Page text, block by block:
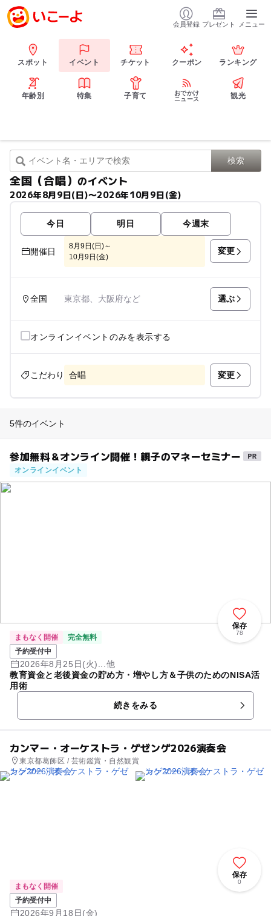
会員登録 プレゼント メニュー
スポット イベント チケット クーポン ランキング
年齢別 特集 子育て
おでかけ
ニュース
観光
全国（合唱）のイベント
2026年8月9日(日)〜2026年10月9日(金)
今日 明日 今週末
開催日
8月9日(日)～
10月9日(金)
変更
全国 東京都、大阪府など 選ぶ
オンラインイベントのみを表示する
こだわり 合唱 変更
5件のイベント
参加無料＆オンライン開催！親子のマネーセミナー
オンラインイベント
保存
78
まもなく開催
完全無料
予約受付中
2026年8月25日(火)...他
教育資金と老後資金の貯め方・増やし方＆子供のためのNISA活
用術
続きをみる
カンマー・オーケストラ・ゲゼンゲ2026演奏会
東京都葛飾区 / 芸術鑑賞・自然観賞
保存
0
まもなく開催
予約受付中
2026年9月18日(金)